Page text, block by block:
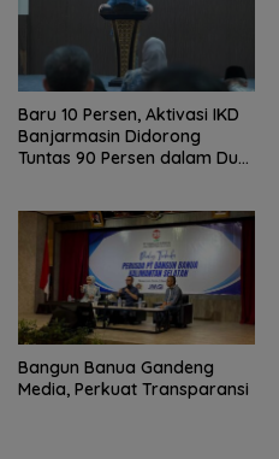
Baru 10 Persen, Aktivasi IKD
Banjarmasin Didorong
Tuntas 90 Persen dalam Dua
Bangun Banua Gandeng
Media, Perkuat Transparansi